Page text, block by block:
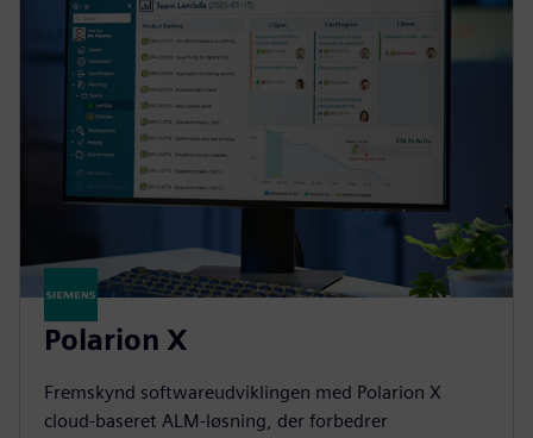
Polarion X
Fremskynd softwareudviklingen med Polarion X
cloud-baseret ALM-løsning, der forbedrer